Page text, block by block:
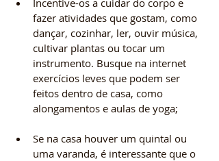
Incentive-os a cuidar do corpo e
fazer atividades que gostam, como
dançar, cozinhar, ler, ouvir música,
cultivar plantas ou tocar um
instrumento. Busque na internet
exercícios leves que podem ser
feitos dentro de casa, como
alongamentos e aulas de yoga;
Se na casa houver um quintal ou
uma varanda, é interessante que o